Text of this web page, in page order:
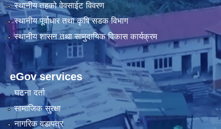
स्थानीय तहको वेवसाईट विवरण
स्थानीय पूर्वाधार तथा कृषि सडक विभाग
स्थानीय शासन तथा सामुदायिक विकास कार्यक्रम
eGov services
घटना दर्ता
सामाजिक सुरक्षा
नागरिक वडापत्र